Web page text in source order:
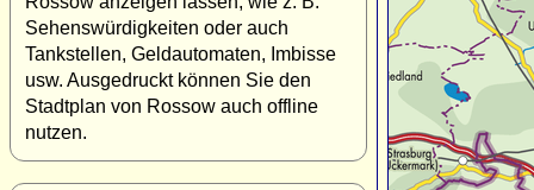
Sehenswürdigkeiten oder auch
Tankstellen, Geldautomaten, Imbisse
usw. Ausgedruckt können Sie den
Stadtplan von Rossow auch offline
nutzen.